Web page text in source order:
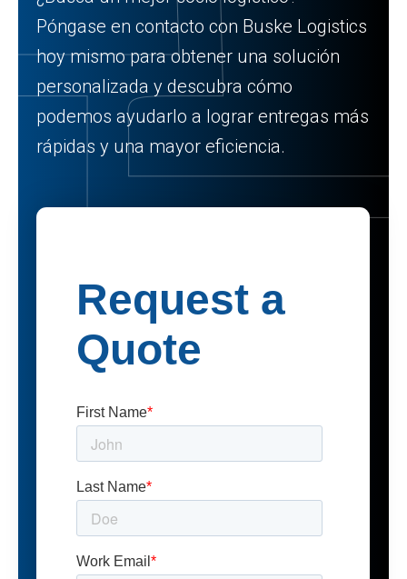
Póngase en contacto con Buske Logistics
hoy mismo para obtener una solución
personalizada y descubra cómo
podemos ayudarlo a lograr entregas más
rápidas y una mayor eficiencia.